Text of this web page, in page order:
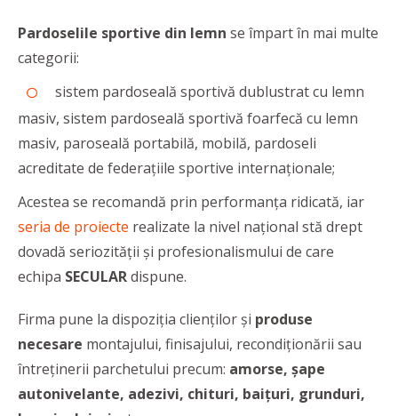
Pardoselile sportive din lemn se împart în mai multe
categorii:
sistem pardoseală sportivă dublustrat cu lemn
masiv, sistem pardoseală sportivă foarfecă cu lemn
masiv, paroseală portabilă, mobilă, pardoseli
acreditate de federaţiile sportive internaţionale;
Acestea se recomandă prin performanța ridicată, iar
seria de proiecte realizate la nivel național stă drept
dovadă seriozităţii şi profesionalismului de care
echipa SECULARdispune.
Firma pune la dispoziția clienților și produse
necesare montajului, finisajului, recondiționării sau
întreținerii parchetului precum: amorse, șape
autonivelante, adezivi, chituri, baițuri, grunduri,